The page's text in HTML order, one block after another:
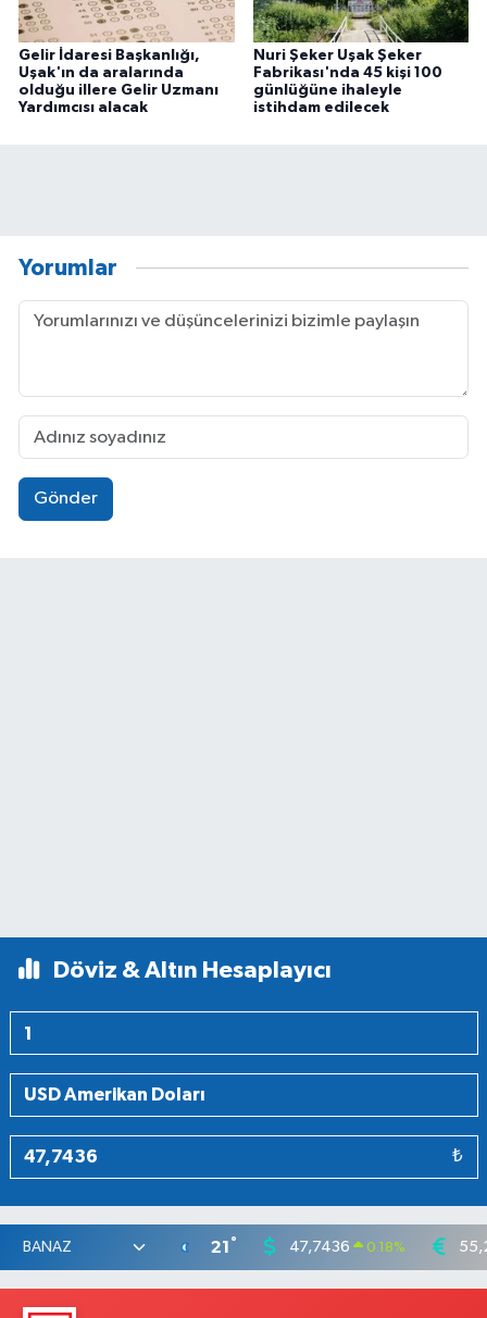
Gelir İdaresi Başkanlığı,
Uşak'ın da aralarında
olduğu illere Gelir Uzmanı
Yardımcısı alacak
Nuri Şeker Uşak Şeker
Fabrikası'nda 45 kişi 100
günlüğüne ihaleyle
istihdam edilecek
Yorumlar
Gönder
Döviz & Altın Hesaplayıcı
₺
21 ° 47,7436 0.18%